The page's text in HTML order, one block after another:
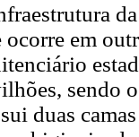
ocorre em
sendo
duas